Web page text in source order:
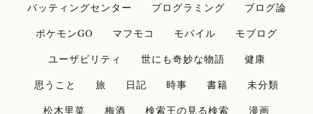
バッティングセンター
プログラミング
ブログ論
ポケモンGO
マフモコ モバイル
モブログ
ユーザビリティ
世にも奇妙な物語
健康
思うこと
旅 日記 時事 書籍
未分類
松木里菜
梅酒 検索王の見る検索 漫画